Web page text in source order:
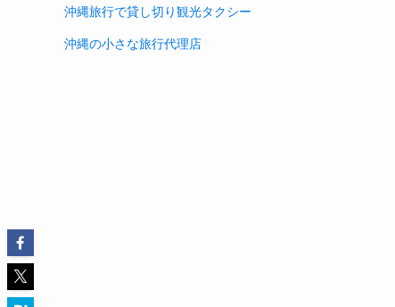
沖縄旅行で貸し切り観光タクシー
沖縄の小さな旅行代理店